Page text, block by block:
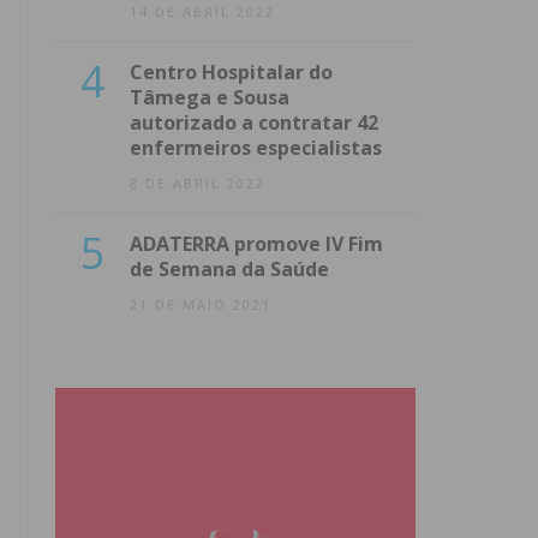
14 DE ABRIL 2022
4
Centro Hospitalar do
Tâmega e Sousa
autorizado a contratar 42
enfermeiros especialistas
8 DE ABRIL 2022
5
ADATERRA promove IV Fim
de Semana da Saúde
21 DE MAIO 2021